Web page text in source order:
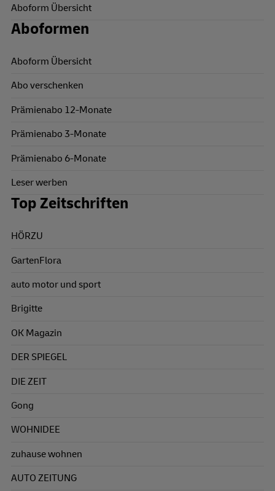
Aboform Übersicht
Aboformen
Aboform Übersicht
Abo verschenken
Prämienabo 12-Monate
Prämienabo 3-Monate
Prämienabo 6-Monate
Leser werben
Top Zeitschriften
HÖRZU
GartenFlora
auto motor und sport
Brigitte
OK Magazin
DER SPIEGEL
DIE ZEIT
Gong
WOHNIDEE
zuhause wohnen
AUTO ZEITUNG